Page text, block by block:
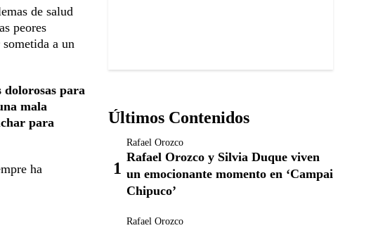
de salud
peores
a un
dolorosas para
mala
para
ha
Últimos Contenidos
Rafael Orozco
Rafael Orozco y Silvia Duque viven
un emocionante momento en ‘Campai
Chipuco’
Rafael Orozco